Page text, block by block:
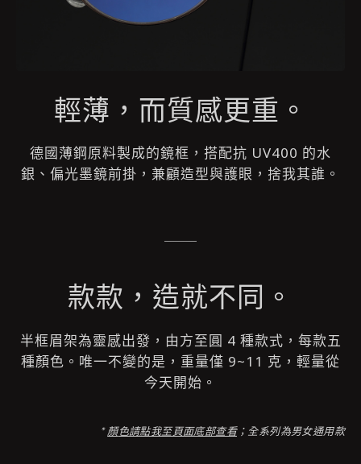
輕薄，而質感更重。
德國薄鋼原料製成的鏡框，搭配抗 UV400 的水
銀、偏光墨鏡前掛，兼顧造型與護眼，捨我其誰 。
款款，造就不同。
半框眉架為靈感出發，由方至圓 4 種款式，每款五
種顏色。唯一不變的是，重量僅 9~11 克，輕量從
今天開始。
*顏色請點我至頁面底部查看； 全系列為男女通用款